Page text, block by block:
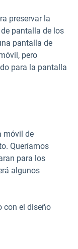
preservar la
pantalla de los
pantalla de
pero
para la pantalla
móvil de
Queríamos
para los
algunos
con el diseño